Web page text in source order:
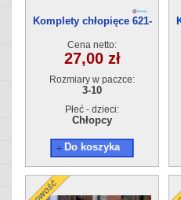
Komplety chłopięce 621-
Cena netto:
27,00 zł
Rozmiary w paczce:
3-10
Płeć - dzieci:
Chłopcy
Do koszyka